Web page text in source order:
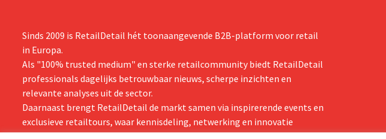
Sinds 2009 is RetailDetail hét toonaangevende B2B-platform voor retail
in Europa.
Als "100% trusted medium" en sterke retailcommunity biedt RetailDetail
professionals dagelijks betrouwbaar nieuws, scherpe inzichten en
relevante analyses uit de sector.
Daarnaast brengt RetailDetail de markt samen via inspirerende events en
exclusieve retailtours, waar kennisdeling, netwerking en innovatie
centraal staan.